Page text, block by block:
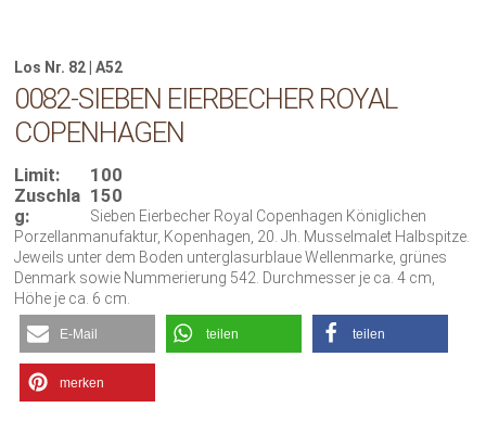
Los Nr. 82 | A52
0082-SIEBEN EIERBECHER ROYAL
COPENHAGEN
Limit:
100
Zuschla
g:
150
Sieben Eierbecher Royal Copenhagen Königlichen
Porzellanmanufaktur, Kopenhagen, 20. Jh. Musselmalet Halbspitze.
Jeweils unter dem Boden unterglasurblaue Wellenmarke, grünes
Denmark sowie Nummerierung 542. Durchmesser je ca. 4 cm,
Höhe je ca. 6 cm.
E-Mail teilen teilen
merken